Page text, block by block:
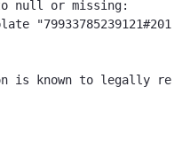
null or missing:
known to legally refer